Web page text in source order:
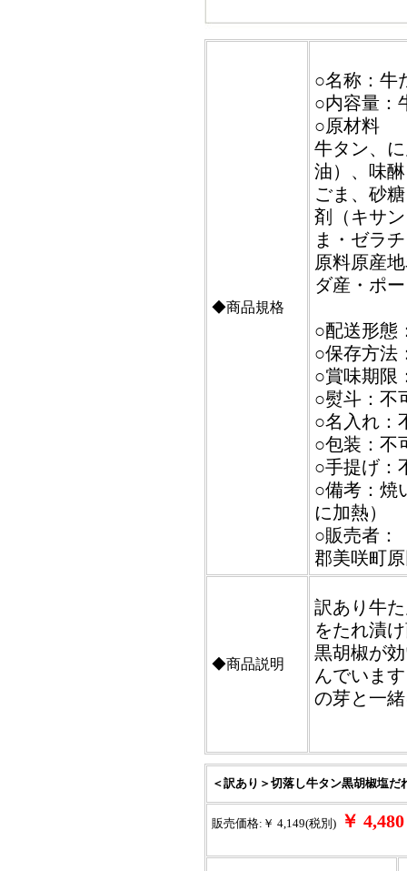
◆商品規格
○名称：牛
○内容量：
○原材料
牛タン、
油）、味
ごま、砂
剤（キサ
ま・ゼラ
原料原産
ダ産・ポ
○配送形態
○保存方法
○賞味期限
○熨斗：不
○名入れ：
○包装：不
○手提げ：
○備考：焼
に加熱）
○販売者：
郡美咲町
◆商品説明
訳あり牛
をたれ漬
黒胡椒が
んでいま
の芽と一
＜訳あり＞切落し牛タン黒胡椒塩
販売価格:￥ 4,149(税別) ￥